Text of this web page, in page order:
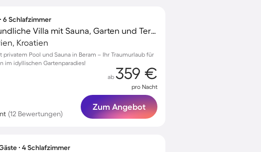
6 Schlafzimmer
Familienfreundliche Villa mit Sauna, Garten und Terrasse
Kroatien
privatem Pool und Sauna in Beram – Ihr Traumurlaub für
im idyllischen Gartenparadies!
(12 Bewertungen)
ab 359 €
pro Nacht
Zum Angebot
∙ 4 Schlafzimmer